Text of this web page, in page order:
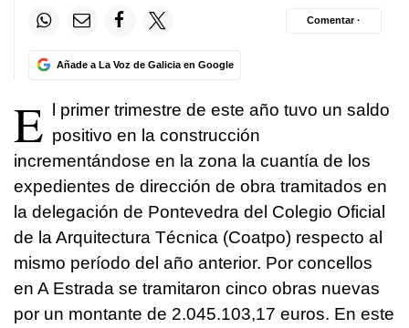
Añade a La Voz de Galicia en Google
Comentar ·
E l primer trimestre de este año tuvo un saldo
positivo en la construcción
incrementándose en la zona la cuantía de los
expedientes de dirección de obra tramitados en
la delegación de Pontevedra del Colegio Oficial
de la Arquitectura Técnica (Coatpo) respecto al
mismo período del año anterior. Por concellos
en A Estrada se tramitaron cinco obras nuevas
por un montante de 2.045.103,17 euros. En este